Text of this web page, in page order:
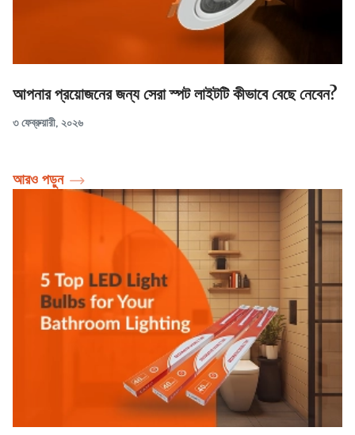
আপনার প্রয়োজনের জন্য সেরা স্পট লাইটটি কীভাবে বেছে নেবেন?
৩ ফেব্রুয়ারী, ২০২৬
আরও পড়ুন